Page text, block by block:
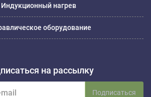
Индукционный нагрев
оборудование
на рассылку
Подписаться